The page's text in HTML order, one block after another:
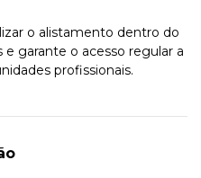
o alistamento dentro do
garante o acesso regular a
profissionais.